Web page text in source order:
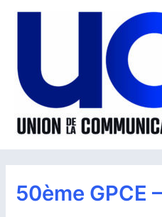
Aller
50ème GPCE